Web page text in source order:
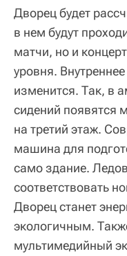
Дворец будет
в нем будут
матчи, но и
уровня.
изменится. Так, в
сидений появятся
на третий этаж.
машина для
само здание.
соответствовать
Дворец станет
экологичным.
мультимедийный